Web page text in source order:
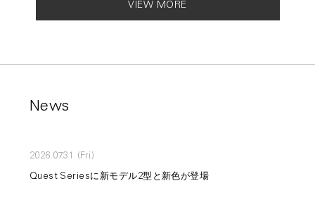
VIEW MORE
News
2026.07.31 (Fri)
Quest Seriesに新モデル2型と新色が登場